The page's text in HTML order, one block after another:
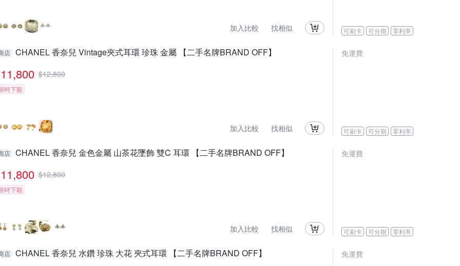
加入比較 找相似 可刷卡 可分期 零利率
店 CHANEL 香奈兒 Vintage夾式耳環 珍珠 金屬 【二手名牌BRAND OFF】
11,800 $12,800
時下殺
加入比較 找相似
免運費
可刷卡 可分期 零利率
店 CHANEL 香奈兒 金色金屬 山茶花墜飾 雙C 耳環 【二手名牌BRAND OFF】
11,800 $12,800
時下殺
加入比較 找相似
免運費
可刷卡 可分期 零利率
店 CHANEL 香奈兒 水鑽 珍珠 大花 夾式耳環 【二手名牌BRAND OFF】 免運費